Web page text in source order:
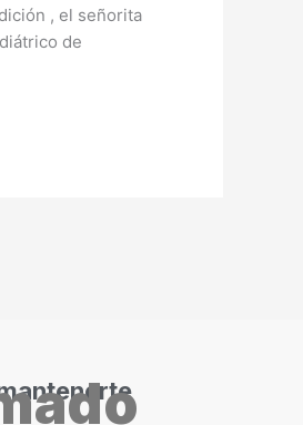
, el señorita
de